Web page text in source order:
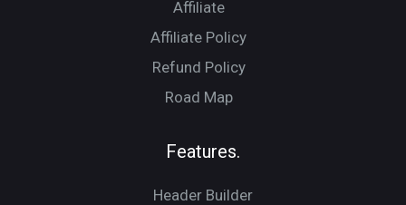
Affiliate
Affiliate Policy
Refund Policy
Road Map
Features.
Header Builder